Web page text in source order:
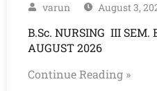
varun August 3,
B.Sc. NURSING III
AUGUST 2026
Continue Reading »